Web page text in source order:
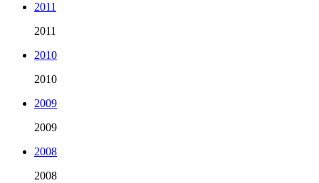
2011
2011
2010
2010
2009
2009
2008
2008